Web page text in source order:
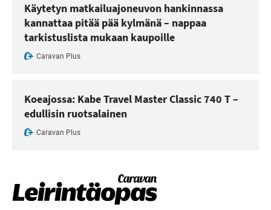
Käytetyn matkailuajoneuvon hankinnassa
kannattaa pitää pää kylmänä – nappaa
tarkistuslista mukaan kaupoille
Caravan Plus
Koeajossa: Kabe Travel Master Classic 740 T –
edullisin ruotsalainen
Caravan Plus